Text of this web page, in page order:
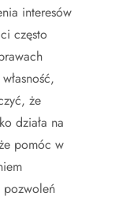
interesów
często
że
działa na
pomóc w
pozwoleń